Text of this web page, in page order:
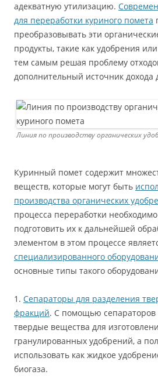
адекватную утилизацию.
для переработки куриного помета
преобразовывать эти
продукты, такие как удобрения
тем самым решая проблему
дополнительный источник дохода
Линия по производству органических
Куринный помет содержит
веществ, которые могут быть
производства органических
процесса переработки
подготовить их к дальнейшей
элементом в этом процессе
специализированного
основные типы такого
1. Сепараторы для разделения
фракций. С помощью сепараторов
твердые вещества для
гранулированных удобрений, а
использовать как жидкое
биогаза.